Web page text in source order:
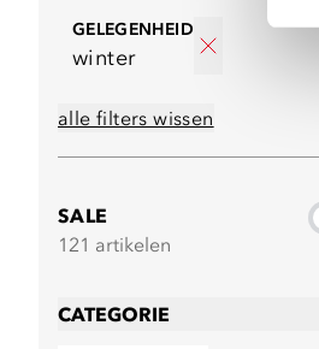
GELEGENHEID
winter
alle filters wissen
SALE
121 artikelen
CATEGORIE